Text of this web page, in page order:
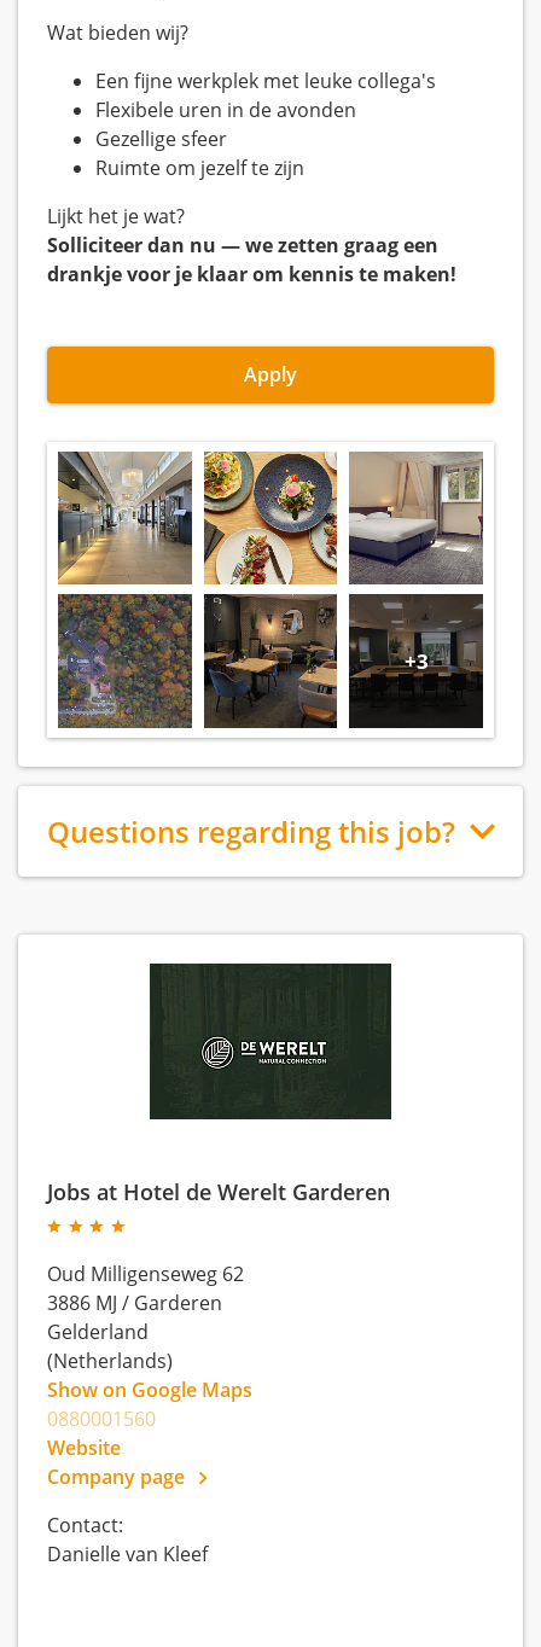
Wat bieden wij?
Een fijne werkplek met leuke collega's
Flexibele uren in de avonden
Gezellige sfeer
Ruimte om jezelf te zijn
Lijkt het je wat?
Solliciteer dan nu — we zetten graag een
drankje voor je klaar om kennis te maken!
Apply
+3
Questions regarding this job?
Jobs at Hotel de Werelt Garderen
Oud Milligenseweg 62
3886 MJ / Garderen
Gelderland
(Netherlands)
Show on Google Maps
0880001560
Website
Company page
Contact:
Danielle van Kleef